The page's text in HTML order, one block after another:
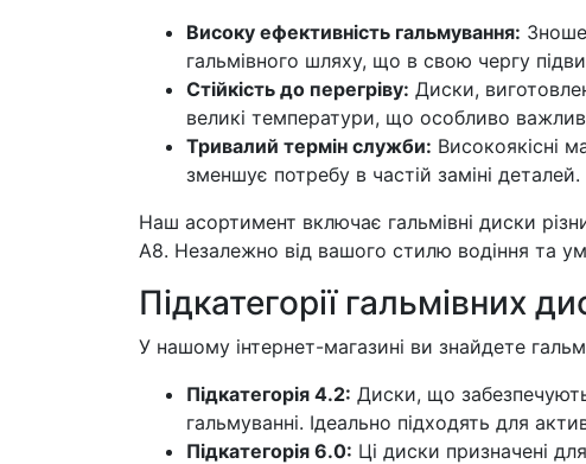
Високу ефективність гальмування:
гальмівного шляху, що в свою чергу
Стійкість до перегріву: Диски,
великі температури, що особливо
Тривалий термін служби: Високоякісні
зменшує потребу в частій заміні деталей.
Наш асортимент включає гальмівні диски
A8. Незалежно від вашого стилю водіння та
Підкатегорії гальмівних
У нашому інтернет-магазині ви знайдете
Підкатегорія 4.2: Диски, що
гальмуванні. Ідеально підходять для
Підкатегорія 6.0: Ці диски призначені